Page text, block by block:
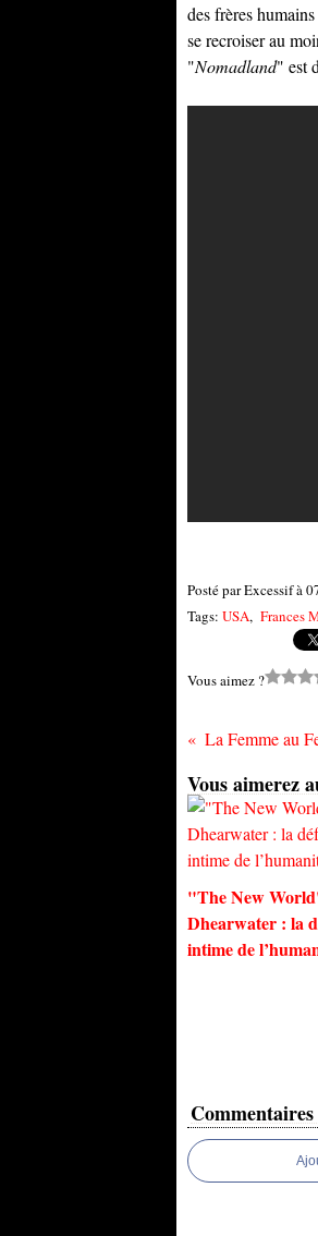
des frères
se recroiser au
"Nomadland" est
Posté par Excessif à
Tags: USA, Frances
Vous aimez ?
Vous aimerez
"The New
Dhearwater : la
intime de
Commentaires